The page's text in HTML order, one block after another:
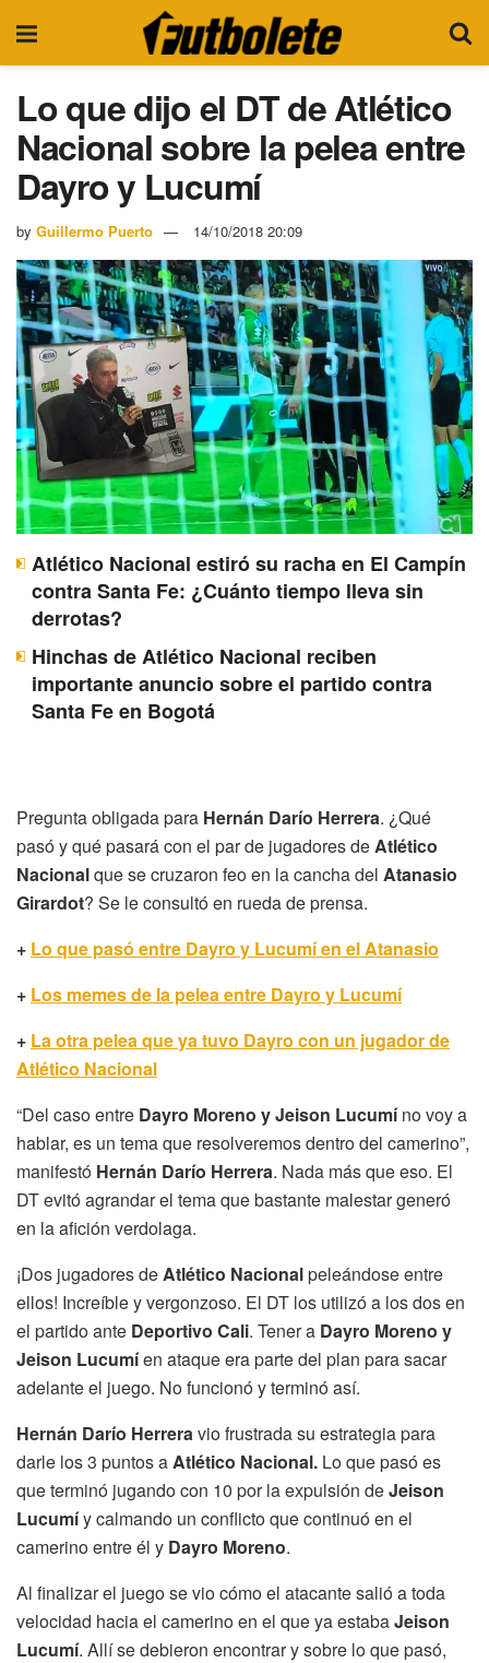
Lo que dijo el DT de Atlético
Nacional sobre la pelea entre
Dayro y Lucumí
by Guillermo Puerto 14/10/2018 20:09
Atlético Nacional estiró su racha en El Campín
contra Santa Fe: ¿Cuánto tiempo lleva sin
derrotas?
Hinchas de Atlético Nacional reciben
importante anuncio sobre el partido contra
Santa Fe en Bogotá
Pregunta obligada para Hernán Darío Herrera. ¿Qué
pasó y qué pasará con el par de jugadores de Atlético
Nacionalque se cruzaron feo en la cancha del Atanasio
Girardot? Se le consultó en rueda de prensa.
+ Lo que pasó entre Dayro y Lucumí en el Atanasio
+ Los memes de la pelea entre Dayro y Lucumí
+ La otra pelea que ya tuvo Dayro con un jugador de
Atlético Nacional
“Del caso entre Dayro Moreno y Jeison Lucumíno voy a
hablar, es un tema que resolveremos dentro del camerino”,
manifestó Hernán Darío Herrera. Nada más que eso. El
DT evitó agrandar el tema que bastante malestar generó
en la afición verdolaga.
¡Dos jugadores de Atlético Nacionalpeleándose entre
ellos! Increíble y vergonzoso. El DT los utilizó a los dos en
el partido ante Deportivo Cali. Tener a Dayro Moreno y
Jeison Lucumíen ataque era parte del plan para sacar
adelante el juego. No funcionó y terminó así.
Hernán Darío Herrera vio frustrada su estrategia para
darle los 3 puntos a Atlético Nacional. Lo que pasó es
que terminó jugando con 10 por la expulsión deJeison
Lucumíy calmando un conflicto que continuó en el
camerino entre él y Dayro Moreno.
Al finalizar el juego se vio cómo el atacante salió a toda
velocidad hacia el camerino en el que ya estabaJeison
Lucumí. Allí se debieron encontrar y sobre lo que pasó,